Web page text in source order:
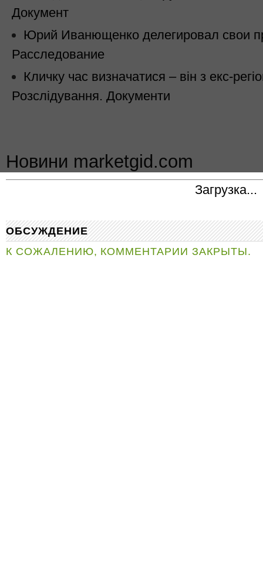
Документ
Юрий Иванющенко делегировал свои
Расследование
Кличку час визначатися – він з екс-
Розслідування. Документи
Новини marketgid.com
Загрузка...
ОБСУЖДЕНИЕ
К СОЖАЛЕНИЮ, КОММЕНТАРИИ ЗАКРЫТЫ.